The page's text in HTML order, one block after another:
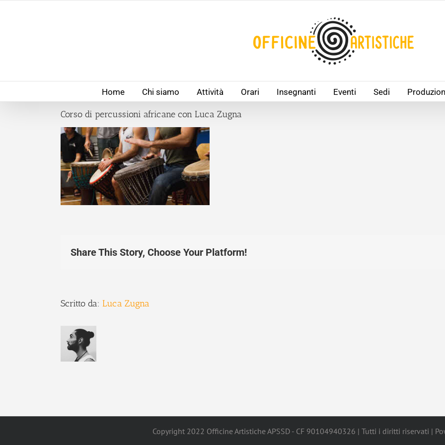
Home Chi siamo Attività Orari Insegnanti Eventi Sedi
Corso di percussioni africane con Luca Zugna
Share This Story, Choose Your Platform!
Scritto da: Luca Zugna
Copyright 2022 Officine Artistiche APSSD - CF 90104940326 | Tutti i diritti riservati |